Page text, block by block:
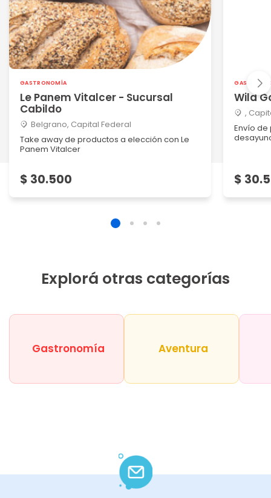
GASTRONOMÍA
Le Panem Vitalcer - Sucursal
Cabildo
Belgrano, Capital Federal
Take away de productos a elección con Le
Panem Vitalcer
$ 30.500
Wild
,
Envío
$
Explorá otras categorías
Gastronomía Aventura